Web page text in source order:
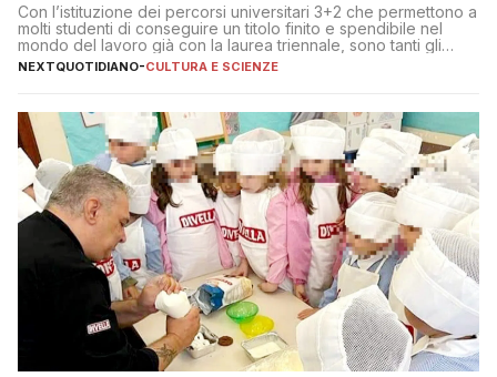
Con l’istituzione dei percorsi universitari 3+2 che permettono a
molti studenti di conseguire un titolo finito e spendibile nel
mondo del lavoro già con la laurea triennale, sono tanti gli
interrogativi che si pongono gli studenti una volta raggiunto
l’obiettivo di primo livello
NEXTQUOTIDIANO-CULTURA E SCIENZE